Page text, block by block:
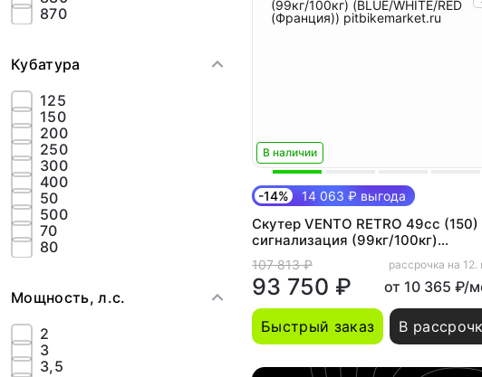
870
Кубатура
125
150
200
250
300
400
50
500
70
80
Мощность, л.с.
2
3
3,5
В наличии
-14% 14 063 ₽ выгода
Скутер VENTO RETRO 49cc (150)
сигнализация (99кг/100кг)
(BLUE/WHITE/RED (Франция))
107 813 ₽
93 750 ₽
рассрочка на 12.
от 10 365 ₽/
Быстрый заказ В